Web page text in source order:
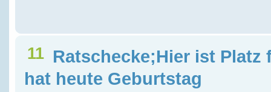
11 Ratschecke;Hier ist
hat heute Geburtstag